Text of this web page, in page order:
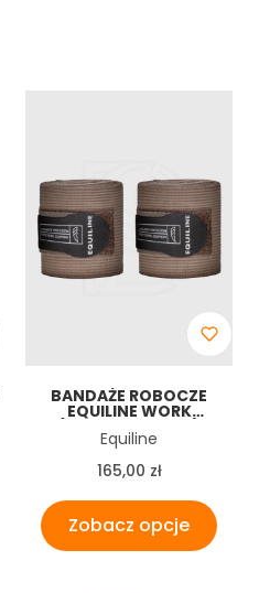
BANDAŻE ROBOCZE
EQUILINE WORK
(KOMPLET 2 SZT.)
Producent
Equiline
Cena
165,00 zł
Zobacz opcje